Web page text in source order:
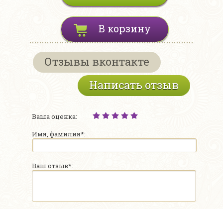
В корзину
Отзывы вконтакте
Написать отзыв
Ваша оценка:
Имя, фамилия*:
Ваш отзыв*: